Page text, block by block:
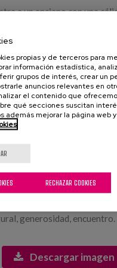
a un anciano con una
un delantal blanco, lo que
de conexión y
personas, algunas de las
o esperando en fila, pero
el enfoque en el anciano. La
creando un ambiente
sentimientos de comunidad
suaves y desenfoque,
de convivencia.
generosidad, encuentro.
Descargar imagen
propias y de terceros para
información estadística,
grupos de interés, crear un
anuncios relevantes en
el contenido que
qué secciones suscitan
además mejorar la página web
RECHAZAR COOKIES